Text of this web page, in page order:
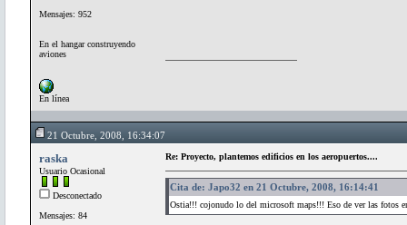
Mensajes: 952
En el hangar construyendo
aviones
En línea
21 Octubre, 2008, 16:34:07
raska
Usuario Ocasional
Desconectado
Mensajes: 84
Re: Proyecto, plantemos edificios en los aeropuertos....
Cita de: Japo32 en 21 Octubre, 2008, 16:14:41
Ostia!!! cojonudo lo del microsoft maps!!! Eso de ver las fotos